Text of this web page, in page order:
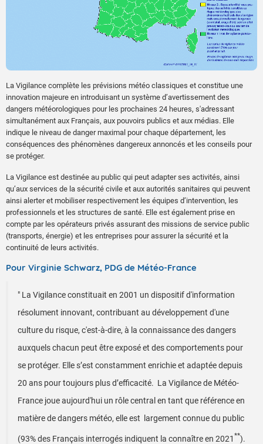
La Vigilance complète les prévisions météo classiques et constitue une
innovation majeure en introduisant un système d’avertissement des
dangers météorologiques pour les prochaines 24 heures, s'adressant
simultanément aux Français, aux pouvoirs publics et aux médias. Elle
indique le niveau de danger maximal pour chaque département, les
conséquences des phénomènes dangereux annoncés et les conseils pour
se protéger.
La Vigilance est destinée au public qui peut adapter ses activités, ainsi
qu’aux services de la sécurité civile et aux autorités sanitaires qui peuvent
ainsi alerter et mobiliser respectivement les équipes d’intervention, les
professionnels et les structures de santé. Elle est également prise en
compte par les opérateurs privés assurant des missions de service public
(transports, énergie) et les entreprises pour assurer la sécurité et la
continuité de leurs activités.
Pour Virginie Schwarz, PDG de Météo-France
" La Vigilance constituait en 2001 un dispositif d'information
résolument innovant, contribuant au développement d'une
culture du risque, c'est-à-dire, à la connaissance des dangers
auxquels chacun peut être exposé et des comportements pour
se protéger. Elle s’est constamment enrichie et adaptée depuis
20 ans pour toujours plus d’efficacité. La Vigilance de Météo-
France joue aujourd'hui un rôle central en tant que référence en
matière de dangers météo, elle est largement connue du public
(93% des Français interrogés indiquent la connaître en 2021 **).